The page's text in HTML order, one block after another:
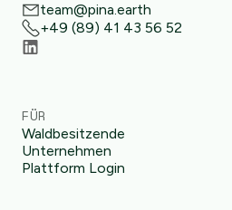
team@pina.earth
+49 (89) 41 43 56 52
FÜR
Waldbesitzende
Unternehmen
Plattform Login